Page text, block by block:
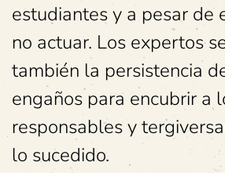
estudiantes y a pesar de
no actuar. Los expertos
también la persistencia
engaños para encubrir a
responsables y
lo sucedido.